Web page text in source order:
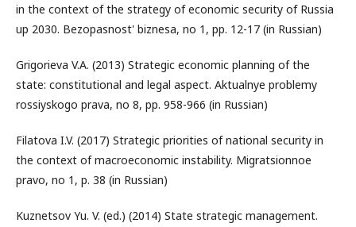
in the context of the strategy of economic security of Russia
up 2030. Bezopasnost' biznesa, no 1, pp. 12-17 (in Russian)
Grigorieva V.A. (2013) Strategic economic planning of the
state: constitutional and legal aspect. Aktualnye problemy
rossiyskogo prava, no 8, pp. 958-966 (in Russian)
Filatova I.V. (2017) Strategic priorities of national security in
the context of macroeconomic instability. Migratsionnoe
pravo, no 1, p. 38 (in Russian)
Kuznetsov Yu. V. (ed.) (2014) State strategic management.